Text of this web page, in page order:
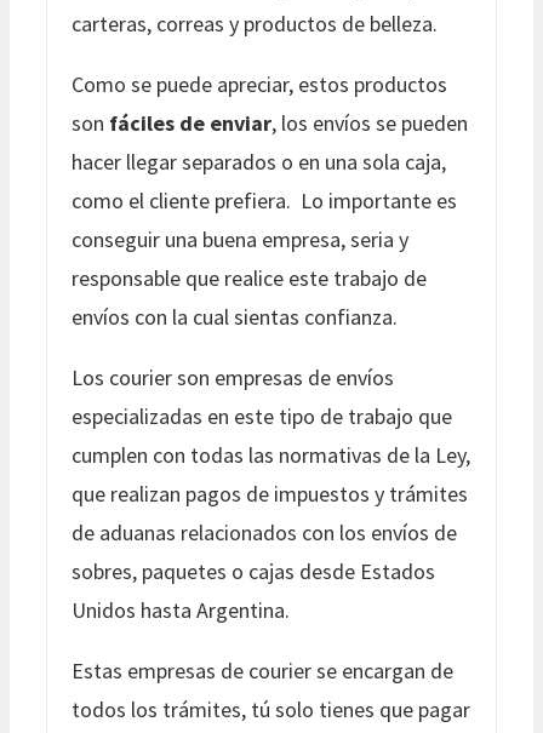
carteras, correas y productos de belleza.
Como se puede apreciar, estos productos
son fáciles de enviar, los envíos se pueden
hacer llegar separados o en una sola caja,
como el cliente prefiera. Lo importante es
conseguir una buena empresa, seria y
responsable que realice este trabajo de
envíos con la cual sientas confianza.
Los courier son empresas de envíos
especializadas en este tipo de trabajo que
cumplen con todas las normativas de la Ley,
que realizan pagos de impuestos y trámites
de aduanas relacionados con los envíos de
sobres, paquetes o cajas desde Estados
Unidos hasta Argentina.
Estas empresas de courier se encargan de
todos los trámites, tú solo tienes que pagar